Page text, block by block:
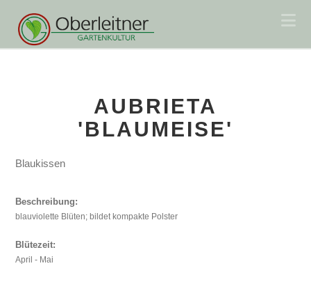
AUBRIETA
'BLAUMEISE'
Blaukissen
Beschreibung:
blauviolette Blüten; bildet kompakte Polster
Blütezeit:
April - Mai